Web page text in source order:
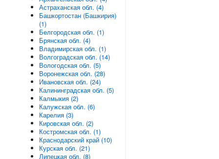
Астраханская обл. (4)
Башкортостан (Башкирия)
(1)
Белгородская обл. (1)
Брянская обл. (4)
Владимирская обл. (1)
Волгоградская обл. (14)
Вологодская обл. (5)
Воронежская обл. (28)
Ивановская обл. (24)
Калининградская обл. (5)
Калмыкия (2)
Калужская обл. (6)
Карелия (3)
Кировская обл. (2)
Костромская обл. (1)
Краснодарский край (10)
Курская обл. (21)
Липецкая обл. (8)